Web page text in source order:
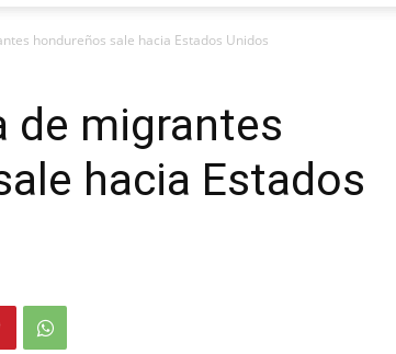
hondureños sale hacia Estados Unidos
de migrantes
hacia Estados